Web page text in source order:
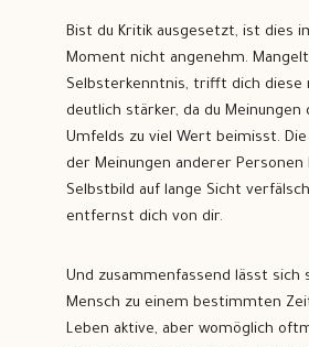
Bist du Kritik ausgesetzt, ist dies
Moment nicht angenehm.
Selbsterkenntnis, trifft dich diese
deutlich stärker, da du Meinungen
Umfelds zu viel Wert beimisst. Die
der Meinungen anderer Personen
Selbstbild auf lange Sicht
entfernst dich von dir.
Und zusammenfassend lässt sich
Mensch zu einem bestimmten
Leben aktive, aber womöglich